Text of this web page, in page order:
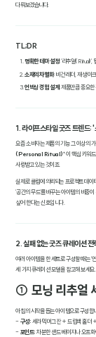
다뤄보겠습니다.
TL;DR
명확한 테마 설정: '리추얼(Ritual)',
소재의 차별화: 비건 레더, 재생 아
언박싱 경험 설계 : 제품만큼 중요
1. 라이프스타일 굿즈 트렌드:
요즘 소비자는 제품의 기능 그 이상의
(Personal Ritual)' 이 핵심 키워
사랑받고 있는 것이죠.
실제로 클림에 의뢰되는 프로젝트 데이
'공간의 무드'를 바꾸는 아이템의 비중
싶어 한다는 신호입니다.
2. 실패 없는 굿즈 큐레이션 전
여러 아이템을 한 세트로 구성할 때는 '
세 가지 큐레이션 모델을 참고해 보세요.
① 모닝 리추얼
아침의 시작을 돕는 아이템으로 구성합
- 구성: 세라믹 머그잔 + 드립백 홀더
- 포인트: 차분한 샌드 베이지나 오프